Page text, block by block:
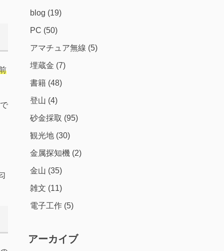
blog (19)
PC (50)
アマチュア無線 (5)
埋蔵金 (7)
書籍 (48)
登山 (4)
砂金採取 (95)
観光地 (30)
金属探知機 (2)
金山 (35)
雑文 (11)
電子工作 (5)
アーカイブ